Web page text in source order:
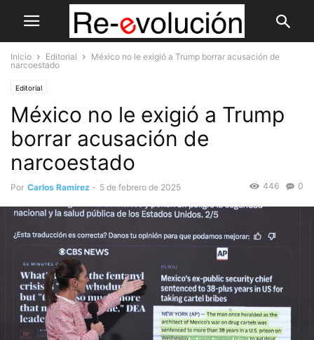
Inicio Editorial
México no le exigió a Trump borrar acusación de
narcoestado
Editorial
México no le exigió a Trump
borrar acusación de
narcoestado
Por Carlos Ramírez - 5 de febrero de 2025 0
446